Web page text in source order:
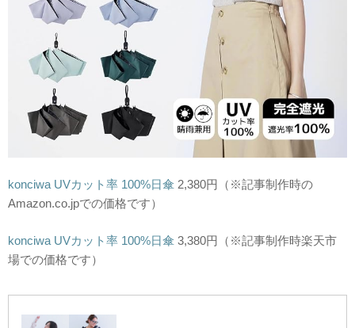
konciwa UVカット率 100%日傘 2,380円（※記事制作時の
Amazon.co.jpでの価格です）
konciwa UVカット率 100%日傘 3,380円
（※記事制作時楽天市
場での価格です）